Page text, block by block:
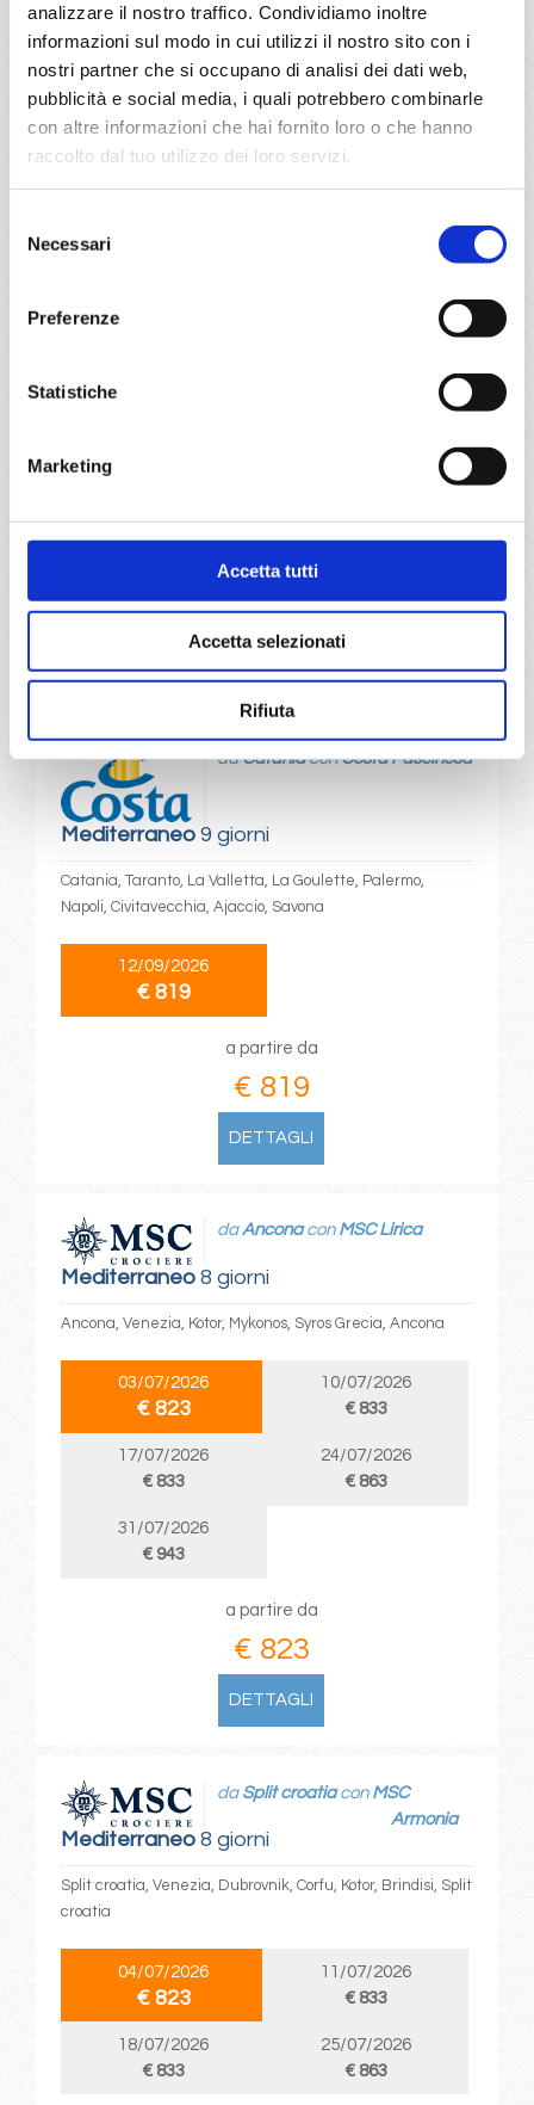
analizzare il nostro traffico. Condividiamo inoltre
informazioni sul modo in cui utilizzi il nostro sito con i
nostri partner che si occupano di analisi dei dati web,
pubblicità e social media, i quali potrebbero combinarle
con altre informazioni che hai fornito loro o che hanno
raccolto dal tuo utilizzo dei loro servizi.
delNecessari
Preferenze
Statistiche
Marketing
Accetta tutti
Accetta selezionati
Rifiuta
€ 713 € 713
a partire da
€ 713
DETTAGLI
MSC Armonia
€ 713
€ 713
a partire da
€ 713
DETTAGLI
Mediterraneo9 giorni
daCataniaconCosta Fascinosa
Catania, Taranto, La Valletta, La Goulette, Palermo,
Napoli, Civitavecchia, Ajaccio, Savona
12/09/2026
€ 819
a partire da
€ 819
DETTAGLI
Mediterraneo8 giorni
daAnconacon MSC Lirica
Ancona, Venezia, Kotor, Mykonos, Syros Grecia, Ancona
03/07/2026
€ 823
10/07/2026
€ 833
17/07/2026
€ 833
24/07/2026
€ 863
31/07/2026
€ 943
a partire da
€ 823
DETTAGLI
Mediterraneo8 giorni
da Split croatiacon MSC
Armonia
Split croatia, Venezia, Dubrovnik, Corfu, Kotor, Brindisi, Split
croatia
04/07/2026
€ 823
11/07/2026
€ 833
18/07/2026
€ 833
25/07/2026
€ 863